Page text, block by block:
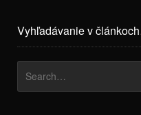
Vyhľadávanie v